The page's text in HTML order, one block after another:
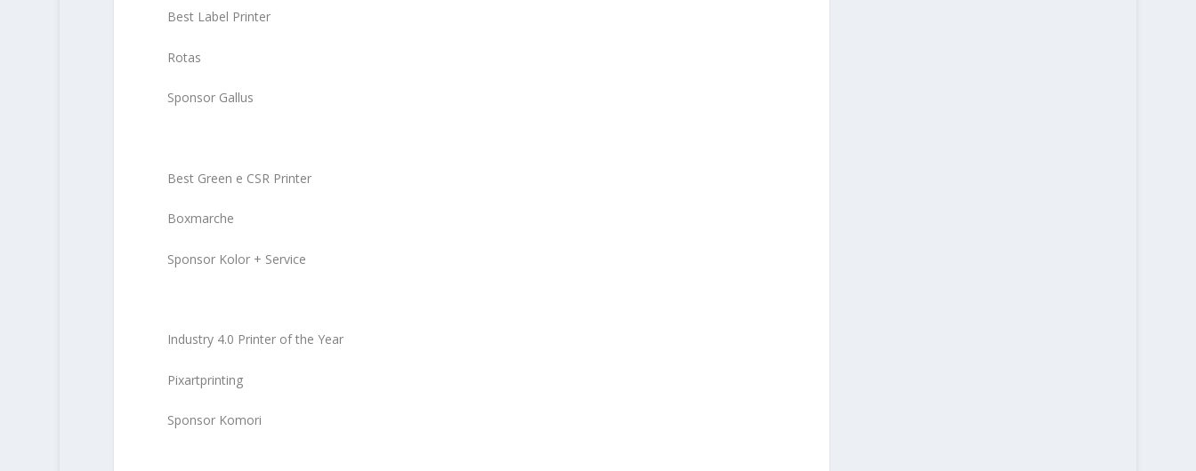
Best Label Printer
Rotas
Sponsor Gallus
Best Green e CSR Printer
Boxmarche
Sponsor Kolor + Service
Industry 4.0 Printer of the Year
Pixartprinting
Sponsor Komori